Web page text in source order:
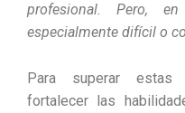
profesional. Pero,
especialmente difícil o
Para superar estas
fortalecer las